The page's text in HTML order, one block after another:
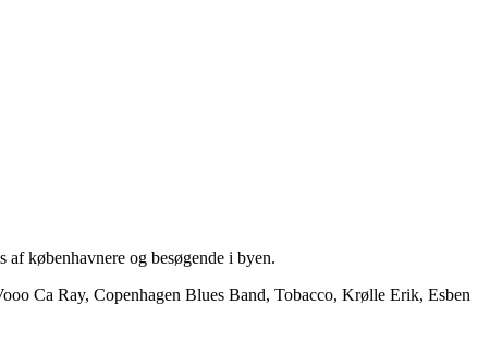
københavnere og besøgende i byen.
Ca Ray, Copenhagen Blues Band, Tobacco, Krølle Erik, Esben